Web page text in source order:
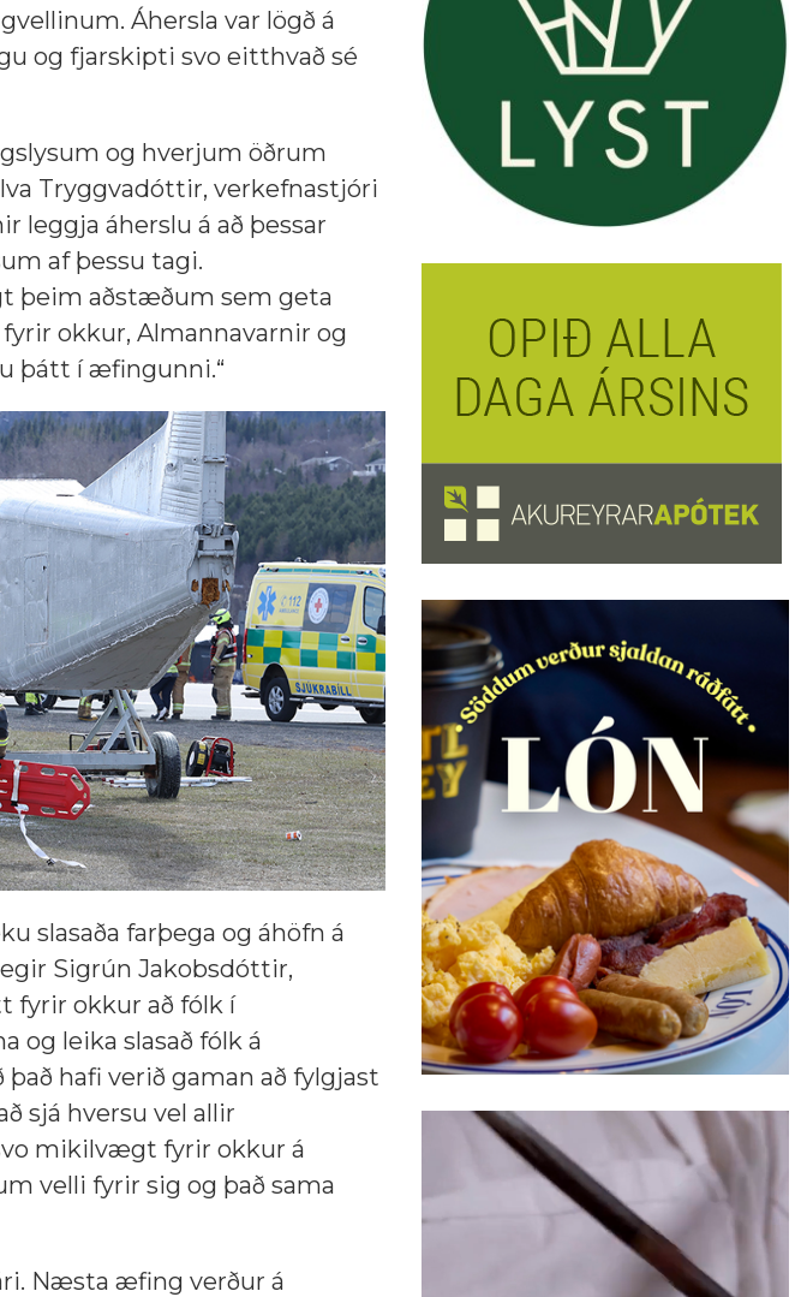
Áhersla var lögð á
og fjarskipti svo eitthvað sé
og hverjum öðrum
Tryggvadóttir, verkefnastjóri
leggja áherslu á að þessar
af þessu tagi.
þeim aðstæðum sem geta
okkur, Almannavarnir og
þátt í æfingunni.“
slasaða farþega og áhöfn á
Sigrún Jakobsdóttir,
fyrir okkur að fólk í
og leika slasað fólk á
hafi verið gaman að fylgjast
sjá hversu vel allir
mikilvægt fyrir okkur á
velli fyrir sig og það sama
Næsta æfing verður á